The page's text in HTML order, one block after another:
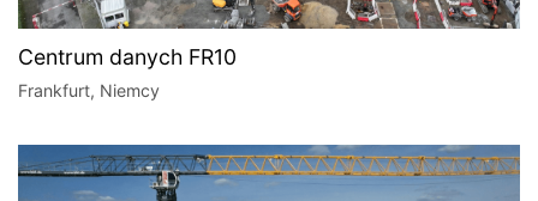
Centrum danych FR10
Frankfurt, Niemcy